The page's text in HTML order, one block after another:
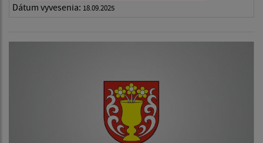
Dátum vyvesenia: 18.09.2025